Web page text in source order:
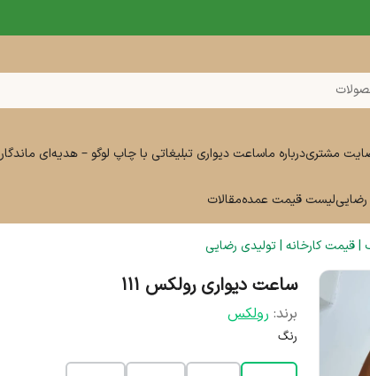
مشتریدرباره ماساعت دیواری تبلیغاتی با چاپ لوگو – هدیه‌ای
لیست قیمت عمدهمقالات
قیمت کارخانه | تولیدی رضایی
ساعت دیواری رولکس 111
برند: رولکس
رنگ